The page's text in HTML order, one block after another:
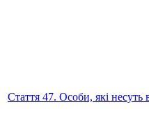
Стаття 47. Особи, які несуть